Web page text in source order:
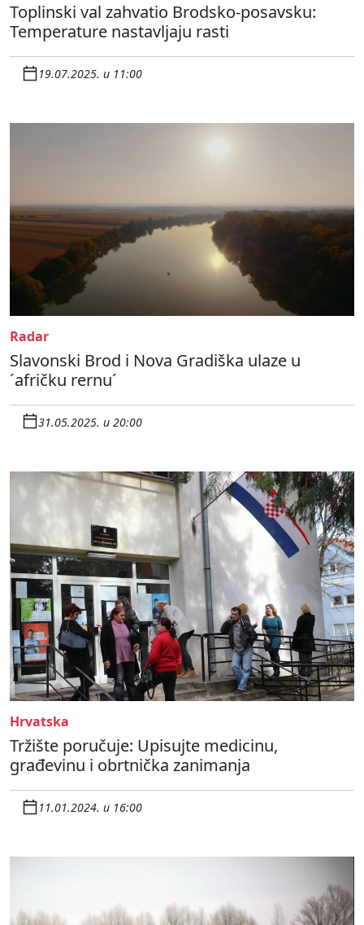
Toplinski val zahvatio Brodsko-posavsku:
Temperature nastavljaju rasti
19.07.2025. u 11:00
Radar
Slavonski Brod i Nova Gradiška ulaze u
´afričku rernu´
31.05.2025. u 20:00
Hrvatska
Tržište poručuje: Upisujte medicinu,
građevinu i obrtnička zanimanja
11.01.2024. u 16:00